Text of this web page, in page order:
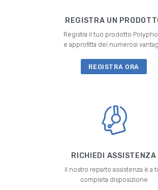
REGISTRA UN
Registra il tuo prodotto
e approfitta dei numerosi
REGISTRA ORA
RICHIEDI ASSISTENZA
Il nostro reparto assistenza è a
completa disposizione